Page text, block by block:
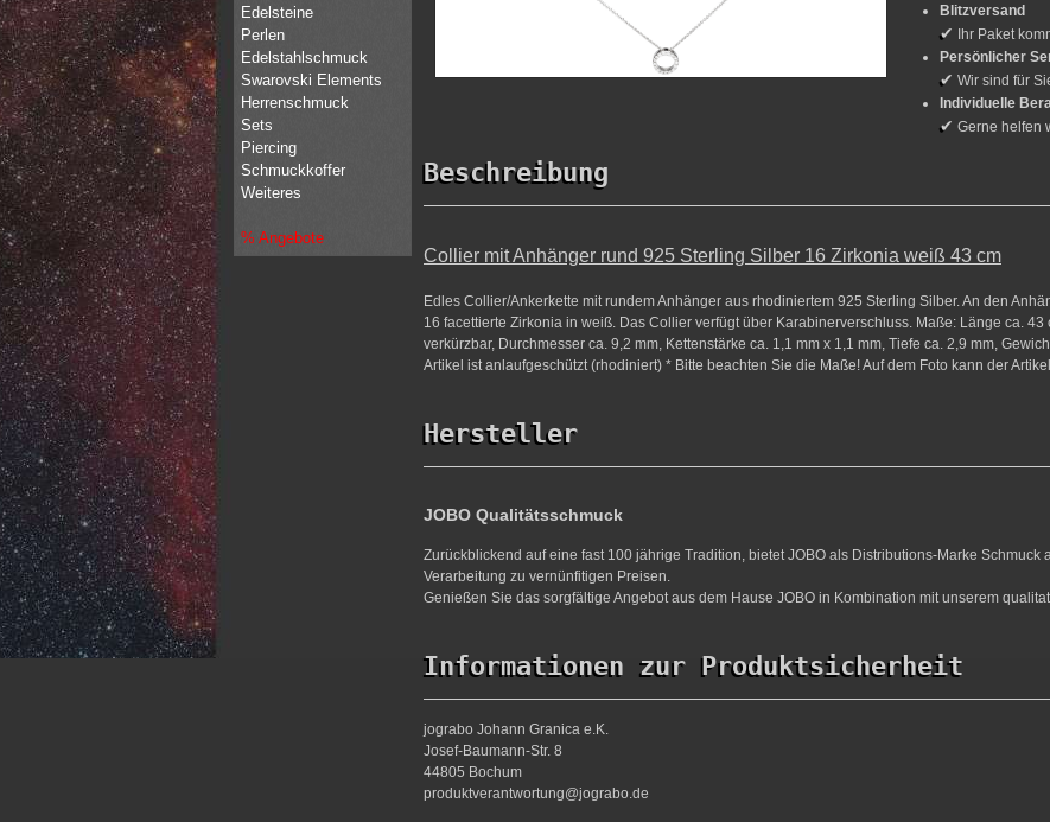
Blitzversand
✔
Ihr Paket
Persönlicher
✔ Wir sind für
Individuelle
✔ Gerne helfen
Beschreibung
Collier mit Anhänger rund 925 Sterling Silber 16 Zirkonia weiß 43 cm
Edles Collier/Ankerkette mit rundem Anhänger aus rhodiniertem 925 Sterling Silber. An den
16 facettierte Zirkonia in weiß. Das Collier verfügt über Karabinerverschluss. Maße: Länge ca. 43
verkürzbar, Durchmesser ca. 9,2 mm, Kettenstärke ca. 1,1 mm x 1,1 mm, Tiefe ca. 2,9 mm,
Artikel ist anlaufgeschützt (rhodiniert) * Bitte beachten Sie die Maße! Auf dem Foto kann der
Hersteller
JOBO Qualitätsschmuck
Zurückblickend auf eine fast 100 jährige Tradition, bietet JOBO als Distributions-Marke Schmuck
Verarbeitung zu vernünfitigen Preisen.
Genießen Sie das sorgfältige Angebot aus dem Hause JOBO in Kombination mit unserem
Informationen zur Produktsicherheit
jograbo Johann Granica e.K.
Josef-Baumann-Str. 8
44805 Bochum
produktverantwortung@jograbo.de
Edelsteine
Perlen
Edelstahlschmuck
Swarovski Elements
Herrenschmuck
Sets
Piercing
Schmuckkoffer
Weiteres
% Angebote